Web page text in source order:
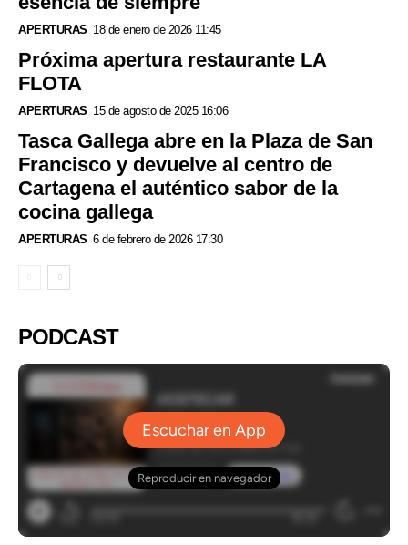
APERTURAS 18 de enero de 2026 11:45
Próxima apertura restaurante LA
FLOTA
APERTURAS 15 de agosto de 2025 16:06
Tasca Gallega abre en la Plaza de San
Francisco y devuelve al centro de
Cartagena el auténtico sabor de la
cocina gallega
APERTURAS 6 de febrero de 2026 17:30
PODCAST